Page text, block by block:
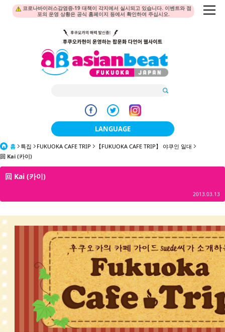
코로나바이러스감염증-19 대책이 각지에서 실시되고 있습니다. 이벤트와 점
포의 운영 상황은 공식 홈페이지 등에서 확인하여 주십시오.
LANGUAGE
日本語
한국어
English
ภาษาไทย
tiéng Viêt
Bahasa Indonesia
홈 특집 FUKUOKA CAFE TRIP
【FUKUOKA CAFE TRIP】 야쿠인 일대
回 Kai (카이)
回 Kai (카이)
2013.03.13